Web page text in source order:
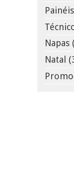
Napas
Natal